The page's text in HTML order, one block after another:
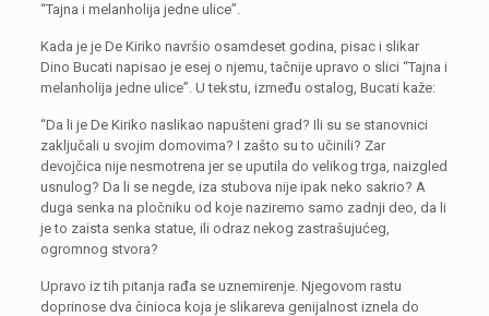
“Tajna i melanholija jedne ulice”.
Kada je je De Kiriko navršio osamdeset godina, pisac i slikar
Dino Bucati napisao je esej o njemu, tačnije upravo o slici “Tajna i
melanholija jedne ulice”. U tekstu, između ostalog, Bucati kaže:
“Da li je De Kiriko naslikao napušteni grad? Ili su se stanovnici
zaključali u svojim domovima? I zašto su to učinili? Zar
devojčica nije nesmotrena jer se uputila do velikog trga, naizgled
usnulog? Da li se negde, iza stubova nije ipak neko sakrio? A
duga senka na pločniku od koje naziremo samo zadnji deo, da li
je to zaista senka statue, ili odraz nekog zastrašujućeg,
ogromnog stvora?
Upravo iz tih pitanja rađa se uznemirenje. Njegovom rastu
doprinose dva činioca koja je slikareva genijalnost iznela do